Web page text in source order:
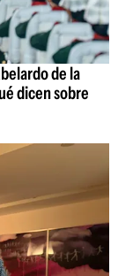
de la
dicen sobre